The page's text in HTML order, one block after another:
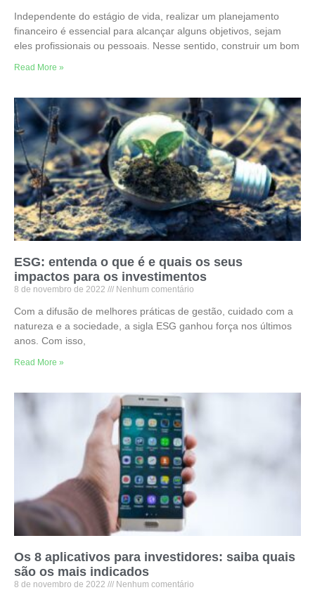
Independente do estágio de vida, realizar um planejamento
financeiro é essencial para alcançar alguns objetivos, sejam
eles profissionais ou pessoais. Nesse sentido, construir um bom
Read More »
ESG: entenda o que é e quais os seus
impactos para os investimentos
8 de novembro de 2022 Nenhum comentário
Com a difusão de melhores práticas de gestão, cuidado com a
natureza e a sociedade, a sigla ESG ganhou força nos últimos
anos. Com isso,
Read More »
Os 8 aplicativos para investidores: saiba quais
são os mais indicados
8 de novembro de 2022 Nenhum comentário